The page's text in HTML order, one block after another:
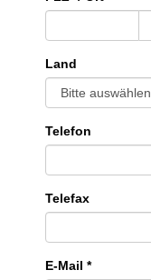
Land
Telefon
Telefax
E-Mail *